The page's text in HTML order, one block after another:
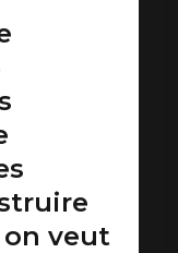
!
veut